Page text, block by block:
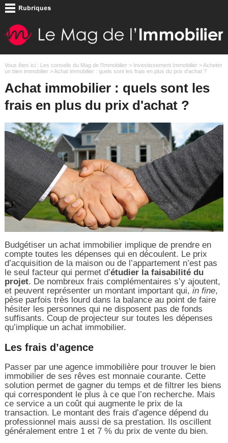
Vous êtes ici : Les conseils du Mag de l'Immobilier> Investissement Immobilier>Acheter
un bien immobilier> Achat immobilier : quels sont les frais en plus du prix d'achat ?
Achat immobilier : quels sont les
frais en plus du prix d'achat ?
Budgétiser un achat immobilier implique de prendre en
compte toutes les dépenses qui en découlent. Le prix
d’acquisition de la maison ou de l’appartement n’est pas
le seul facteur qui permet d’étudier la faisabilité du
projet. De nombreux frais complémentaires s’y ajoutent,
et peuvent représenter un montant important qui, in fine,
pèse parfois très lourd dans la balance au point de faire
hésiter les personnes qui ne disposent pas de fonds
suffisants. Coup de projecteur sur toutes les dépenses
qu’implique un achat immobilier.
Les frais d’agence
Passer par une agence immobilière pour trouver le bien
immobilier de ses rêves est monnaie courante. Cette
solution permet de gagner du temps et de filtrer les biens
qui correspondent le plus à ce que l’on recherche. Mais
ce service a un coût qui augmente le prix de la
transaction. Le montant des frais d’agence dépend du
professionnel mais aussi de sa prestation. Ils oscillent
généralement entre 1 et 7 % du prix de vente du bien.